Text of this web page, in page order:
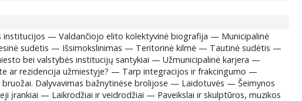
— Valdančiojo elito kolektyvinė biografija — Municipalinė
sudėtis — Išsimokslinimas — Teritorinė kilmė — Tautinė sudėtis —
bei valstybės institucijų santykiai — Užmunicipalinė karjera —
ar rezidencija užmiestyje? — Tarp integracijos ir frakcingumo —
Dalyvavimas bažnytinėse brolijose — Laidotuvės — Šeimynos
— Laikrodžiai ir veidrodžiai — Paveikslai ir skulptūros, muzikos